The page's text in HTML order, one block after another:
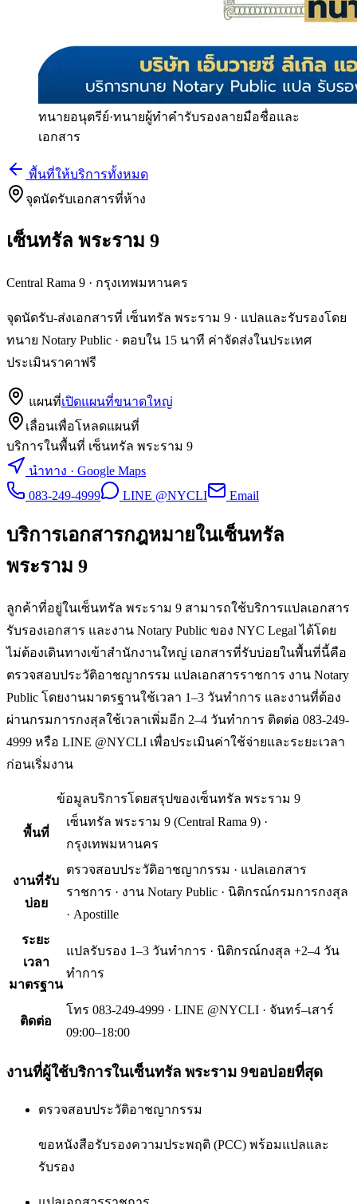
ทนายอนุตรีย์·ทนายผู้ทำคำรับรองลายมือชื่อและ
เอกสาร
พื้นที่ให้บริการทั้งหมด
จุดนัดรับเอกสารที่ห้าง
เซ็นทรัล พระราม 9
Central Rama 9 · กรุงเทพมหานคร
จุดนัดรับ-ส่งเอกสารที่ เซ็นทรัล พระราม 9 · แปลและรับรองโดย
ทนาย Notary Public · ตอบใน 15 นาที ค่าจัดส่งในประเทศ
ประเมินราคาฟรี
แผนที่เปิดแผนที่ขนาดใหญ่
เลื่อนเพื่อโหลดแผนที่
บริการในพื้นที่ เซ็นทรัล พระราม 9
นำทาง · Google Maps
083-249-4999
LINE @NYCLI Email
บริการเอกสารกฎหมายในเซ็นทรัล
พระราม 9
ลูกค้าที่อยู่ในเซ็นทรัล พระราม 9 สามารถใช้บริการแปลเอกสาร
รับรองเอกสาร และงาน Notary Public ของ NYC Legal ได้โดย
ไม่ต้องเดินทางเข้าสำนักงานใหญ่ เอกสารที่รับบ่อยในพื้นที่นี้คือ
ตรวจสอบประวัติอาชญากรรม แปลเอกสารราชการ งาน Notary
Public โดยงานมาตรฐานใช้เวลา 1–3 วันทำการ และงานที่ต้อง
ผ่านกรมการกงสุลใช้เวลาเพิ่มอีก 2–4 วันทำการ ติดต่อ 083-249-
4999 หรือ LINE @NYCLI เพื่อประเมินค่าใช้จ่ายและระยะเวลา
ก่อนเริ่มงาน
ข้อมูลบริการโดยสรุปของเซ็นทรัล พระราม 9
พื้นที่
เซ็นทรัล พระราม 9 (Central Rama 9) ·
กรุงเทพมหานคร
งานที่รับ
บ่อย
ตรวจสอบประวัติอาชญากรรม · แปลเอกสาร
ราชการ · งาน Notary Public · นิติกรณ์กรมการกงสุล
· Apostille
ระยะ
เวลา
มาตรฐาน
แปลรับรอง 1–3 วันทำการ · นิติกรณ์กงสุล +2–4 วัน
ทำการ
ติดต่อ
โทร 083-249-4999 · LINE @NYCLI · จันทร์–เสาร์
09:00–18:00
งานที่ผู้ใช้บริการในเซ็นทรัล พระราม 9ขอบ่อยที่สุด
ตรวจสอบประวัติอาชญากรรม
ขอหนังสือรับรองความประพฤติ (PCC) พร้อมแปลและ
รับรอง